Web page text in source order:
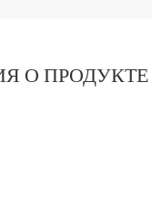
О ПРОДУКТЕ